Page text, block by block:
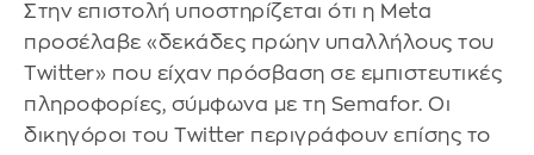
Στην επιστολή υποστηρίζεται ότι η Meta
προσέλαβε «δεκάδες πρώην υπαλλήλους του
Twitter» που είχαν πρόσβαση σε εμπιστευτικές
πληροφορίες, σύμφωνα με τη Semafor. Οι
δικηγόροι του Twitter περιγράφουν επίσης το